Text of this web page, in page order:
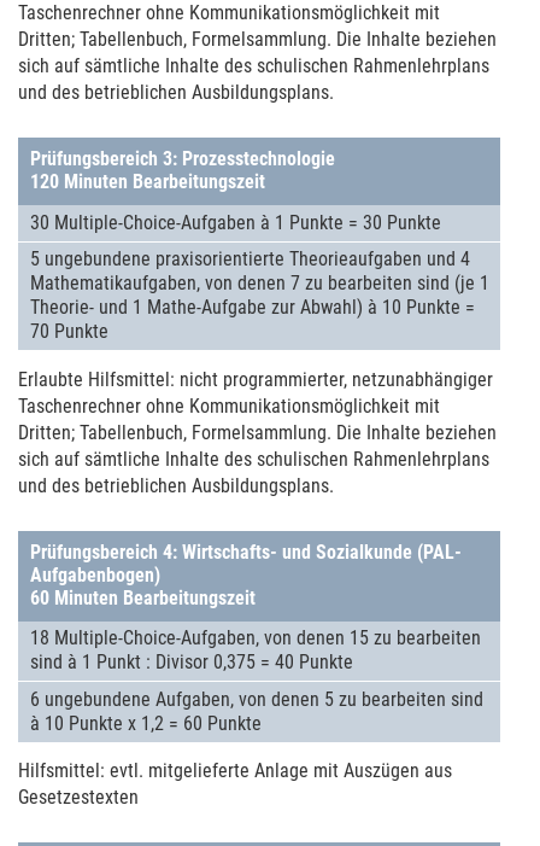
Taschenrech­ner ohne Kom­mu­nika­ti­ons­mög­lichkeit mit
Dritten; Tabellen­buch, Formel­samm­lung. Die Inhalte bezie­hen
sich auf sämt­li­che Inhalte des schuli­schen Rahmen­lehr­plans
und des betriebli­chen Aus­bildungs­plans.
Prüfungsbereich 3: Prozesstechnologie
120 Minuten Bearbeitungszeit
30 Mul­ti­ple-Choice-Auf­ga­ben à 1 Punkte = 30 Punkte
5 unge­bundene praxis­ori­en­tierte Theorie­aufga­ben und 4
Mathe­ma­tik­aufga­ben, von denen 7 zu bearbei­ten sind (je 1
Theorie- und 1 Mathe-Aufgabe zur Abwahl) à 10 Punkte =
70 Punkte
Erlaubte Hilfs­mit­tel: nicht pro­grammier­ter, netz­un­abhängiger
Taschenrech­ner ohne Kom­mu­nika­ti­ons­mög­lichkeit mit
Dritten; Tabellen­buch, Formel­samm­lung. Die Inhalte bezie­hen
sich auf sämt­li­che Inhalte des schuli­schen Rahmen­lehr­plans
und des betriebli­chen Aus­bildungs­plans.
Prüfungsbereich 4: Wirtschafts- und Sozialkunde (PAL-
Aufgabenbogen)
60 Minuten Bearbeitungszeit
18 Mul­ti­ple-Choice-Auf­ga­ben, von denen 15 zu bearbei­ten
sind à 1 Punkt : Divisor 0,375 = 40 Punkte
6 unge­bundene Auf­ga­ben, von denen 5 zu bearbei­ten sind
à 10 Punkte x 1,2 = 60 Punkte
Hilfs­mit­tel: evtl. mit­ge­lieferte Anlage mit Aus­zügen aus
Geset­zes­tex­ten